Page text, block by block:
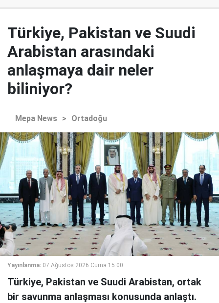
Türkiye, Pakistan ve Suudi
Arabistan arasındaki
anlaşmaya dair neler
biliniyor?
Mepa News > Ortadoğu
Yayınlanma: 07 Ağustos 2026 Cuma 15:00
Türkiye, Pakistan ve Suudi Arabistan, ortak
bir savunma anlaşması konusunda anlaştı.